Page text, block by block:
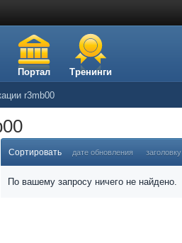
Портал Тренинги
r3mb00
Сортировать дате обновления заголовку
По вашему запросу ничего не найдено.